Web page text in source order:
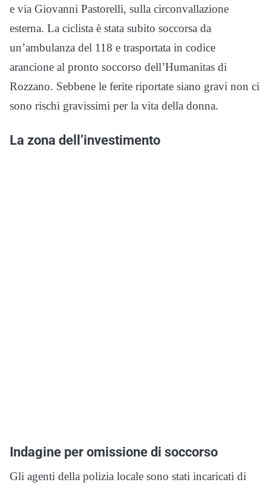
e via Giovanni Pastorelli, sulla circonvallazione
esterna. La ciclista è stata subito soccorsa da
un’ambulanza del 118 e trasportata in codice
arancione al pronto soccorso dell’Humanitas di
Rozzano. Sebbene le ferite riportate siano gravi non ci
sono rischi gravissimi per la vita della donna.
La zona dell’investimento
Indagine per omissione di soccorso
Gli agenti della polizia locale sono stati incaricati di